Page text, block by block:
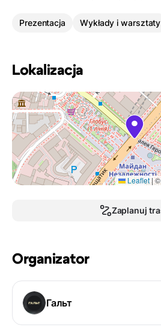
Prezentacja Wykłady i warsztaty
Lokalizacja
Leaflet|©
Zaplanuj
Organizator
Гальт